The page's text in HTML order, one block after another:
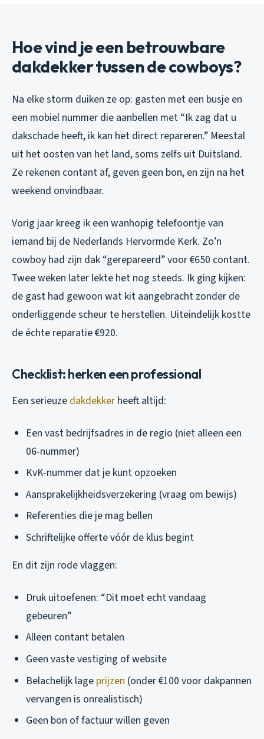
Hoe vind je een betrouwbare
dakdekker tussen de cowboys?
Na elke storm duiken ze op: gasten met een busje en
een mobiel nummer die aanbellen met “Ik zag dat u
dakschade heeft, ik kan het direct repareren.” Meestal
uit het oosten van het land, soms zelfs uit Duitsland.
Ze rekenen contant af, geven geen bon, en zijn na het
weekend onvindbaar.
Vorig jaar kreeg ik een wanhopig telefoontje van
iemand bij de Nederlands Hervormde Kerk. Zo’n
cowboy had zijn dak “gerepareerd” voor €650 contant.
Twee weken later lekte het nog steeds. Ik ging kijken:
de gast had gewoon wat kit aangebracht zonder de
onderliggende scheur te herstellen. Uiteindelijk kostte
de échte reparatie €920.
Checklist: herken een professional
Een serieuze dakdekker heeft altijd:
Een vast bedrijfsadres in de regio (niet alleen een
06-nummer)
KvK-nummer dat je kunt opzoeken
Aansprakelijkheidsverzekering (vraag om bewijs)
Referenties die je mag bellen
Schriftelijke offerte vóór de klus begint
En dit zijn rode vlaggen:
Druk uitoefenen: “Dit moet echt vandaag
gebeuren”
Alleen contant betalen
Geen vaste vestiging of website
Belachelijk lage prijzen (onder €100 voor dakpannen
vervangen is onrealistisch)
Geen bon of factuur willen geven